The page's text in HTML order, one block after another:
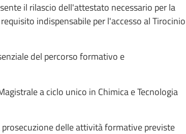
il rilascio dell'attestato necessario per la
indispensabile per l'accesso al Tirocinio
del percorso formativo e
a ciclo unico in Chimica e Tecnologia
delle attività formative previste